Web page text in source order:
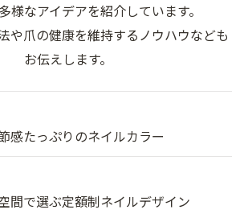
様なアイデアを紹介しています。
や爪の健康を維持するノウハウなども
お伝えします。
感たっぷりのネイルカラー
間で選ぶ定額制ネイルデザイン